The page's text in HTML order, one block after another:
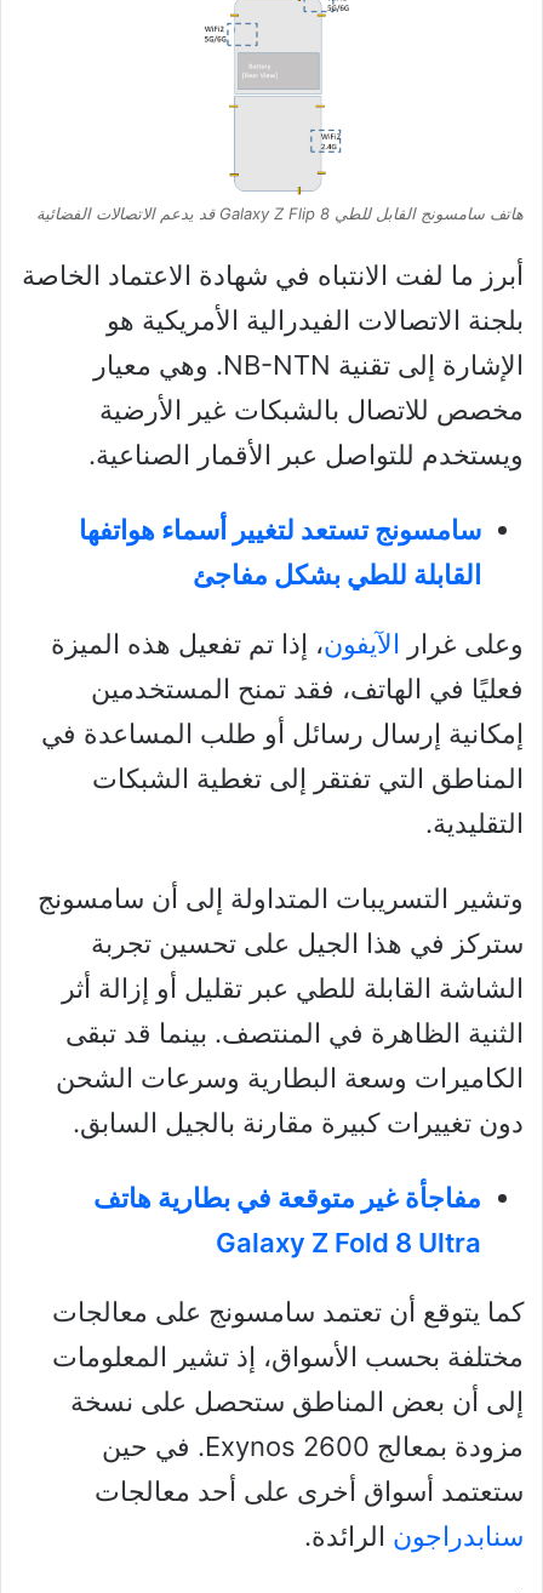
هاتف سامسونج القابل للطي Galaxy Z Flip 8 قد يدعم الاتصالات الفضائية
أبرز ما لفت الانتباه في شهادة الاعتماد الخاصة
بلجنة الاتصالات الفيدرالية الأمريكية هو
الإشارة إلى تقنية NB-NTN. وهي معيار
مخصص للاتصال بالشبكات غير الأرضية
ويستخدم للتواصل عبر الأقمار الصناعية.
سامسونج تستعد لتغيير أسماء هواتفها
القابلة للطي بشكل مفاجئ
وعلى غرار الآيفون، إذا تم تفعيل هذه الميزة
فعليًا في الهاتف، فقد تمنح المستخدمين
إمكانية إرسال رسائل أو طلب المساعدة في
المناطق التي تفتقر إلى تغطية الشبكات
التقليدية.
وتشير التسريبات المتداولة إلى أن سامسونج
ستركز في هذا الجيل على تحسين تجربة
الشاشة القابلة للطي عبر تقليل أو إزالة أثر
الثنية الظاهرة في المنتصف. بينما قد تبقى
الكاميرات وسعة البطارية وسرعات الشحن
دون تغييرات كبيرة مقارنة بالجيل السابق.
مفاجأة غير متوقعة في بطارية هاتف
Galaxy Z Fold 8 Ultra
كما يتوقع أن تعتمد سامسونج على معالجات
مختلفة بحسب الأسواق، إذ تشير المعلومات
إلى أن بعض المناطق ستحصل على نسخة
مزودة بمعالج Exynos 2600. في حين
ستعتمد أسواق أخرى على أحد معالجات
سنابدراجون الرائدة.